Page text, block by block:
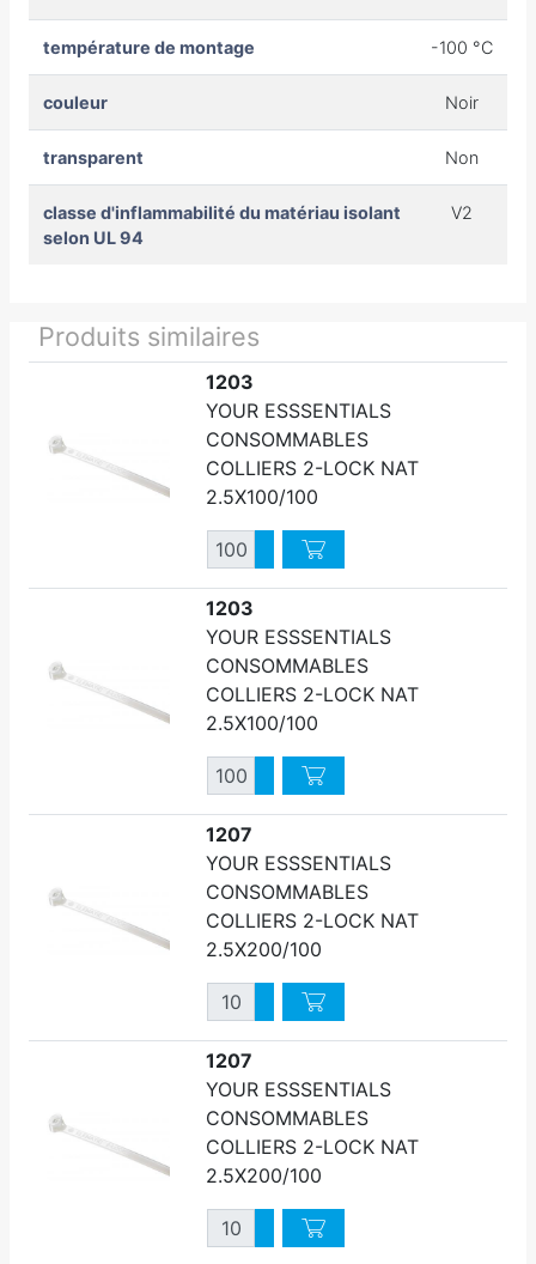
température de montage -100 °C
couleur Noir
transparent Non
classe d'inflammabilité du matériau isolant
selon UL 94
V2
Produits similaires
1203
YOUR ESSSENTIALS
CONSOMMABLES
COLLIERS 2-LOCK NAT
2.5X100/100
QuantitéAugmenter quantité
Diminuer quantité
1203
YOUR ESSSENTIALS
CONSOMMABLES
COLLIERS 2-LOCK NAT
2.5X100/100
QuantitéAugmenter quantité
Diminuer quantité
1207
YOUR ESSSENTIALS
CONSOMMABLES
COLLIERS 2-LOCK NAT
2.5X200/100
QuantitéAugmenter quantité
Diminuer quantité
1207
YOUR ESSSENTIALS
CONSOMMABLES
COLLIERS 2-LOCK NAT
2.5X200/100
QuantitéAugmenter quantité
Diminuer quantité